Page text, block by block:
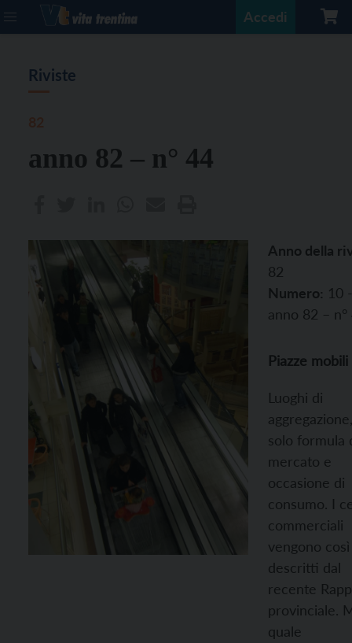
Accedi
Riviste
anno 82 – n° 44
Anno della
82
Numero: 10 -
anno 82 – n°
Piazze mobili
Luoghi di
solo formula
mercato e
occasione di
consumo. I
commerciali
vengono così
descritti dal
recente
provinciale.
quale